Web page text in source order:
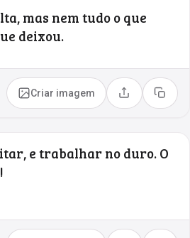
mas nem tudo o que
deixou.
Criar imagem Compartilhar
Copiar
e trabalhar no duro. O